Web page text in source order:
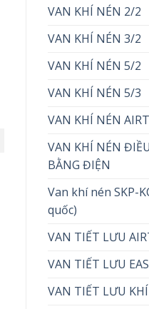
VAN KHÍ NÉN 2/2
VAN KHÍ NÉN 3/2
VAN KHÍ NÉN 5/2
VAN KHÍ NÉN 5/3
VAN KHÍ NÉN
VAN KHÍ NÉN
BẰNG ĐIỆN
Van khí nén SKP-
quốc)
VAN TIẾT LƯU
VAN TIẾT LƯU
VAN TIẾT LƯU